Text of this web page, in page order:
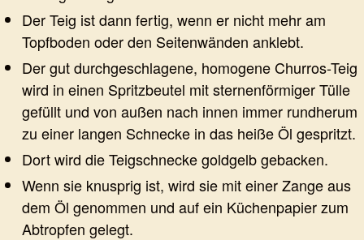
Der Teig ist dann fertig, wenn er nicht mehr am
Topfboden oder den Seitenwänden anklebt.
Der gut durchgeschlagene, homogene Churros-Teig
wird in einen Spritzbeutel mit sternenförmiger Tülle
gefüllt und von außen nach innen immer rundherum
zu einer langen Schnecke in das heiße Öl gespritzt.
Dort wird die Teigschnecke goldgelb gebacken.
Wenn sie knusprig ist, wird sie mit einer Zange aus
dem Öl genommen und auf ein Küchenpapier zum
Abtropfen gelegt.